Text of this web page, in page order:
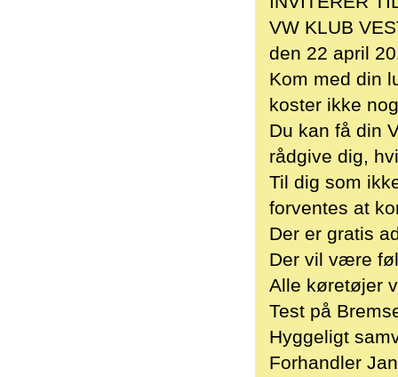
VW KLUB
den 22 april
Kom med din
koster ikke
Du kan få din
rådgive dig,
Til dig som
forventes at
Der er gratis
Der vil være
Alle køretøjer
Test på
Hyggeligt
Forhandler